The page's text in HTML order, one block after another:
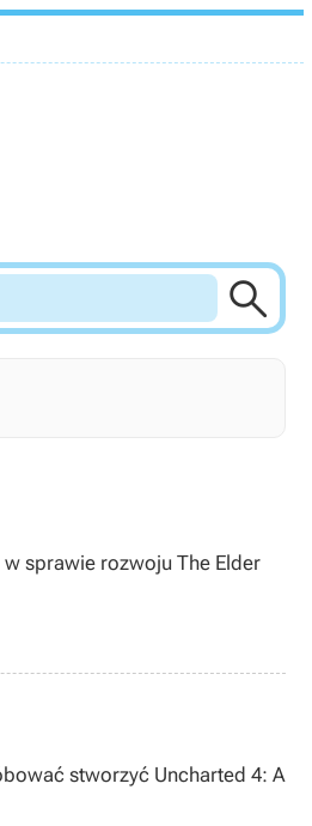

sprawie rozwoju The Elder
stworzyć Uncharted 4: A